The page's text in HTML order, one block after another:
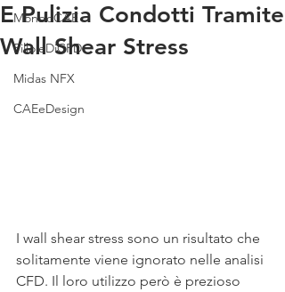
MondoCAE
PilloleDiCFD
Midas NFX
CAEeDesign
E Pulizia Condotti Tramite
Wall Shear Stress
I wall shear stress sono un risultato che
solitamente viene ignorato nelle analisi
CFD. Il loro utilizzo però è prezioso